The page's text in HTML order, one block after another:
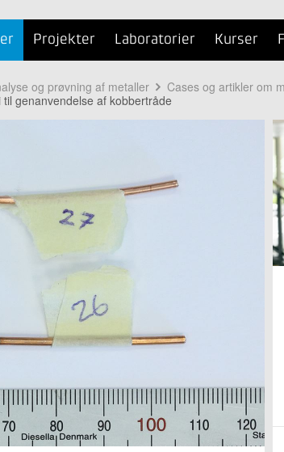
Projekter Laboratorier Kurser
og prøvning af metaller
Cases og artikler om
genanvendelse af kobbertråde